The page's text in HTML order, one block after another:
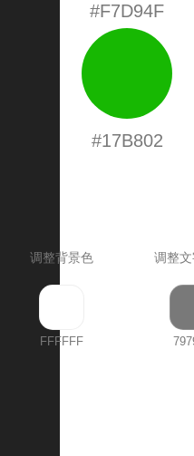
#F7D94F
#17B802
调整背景色 调整